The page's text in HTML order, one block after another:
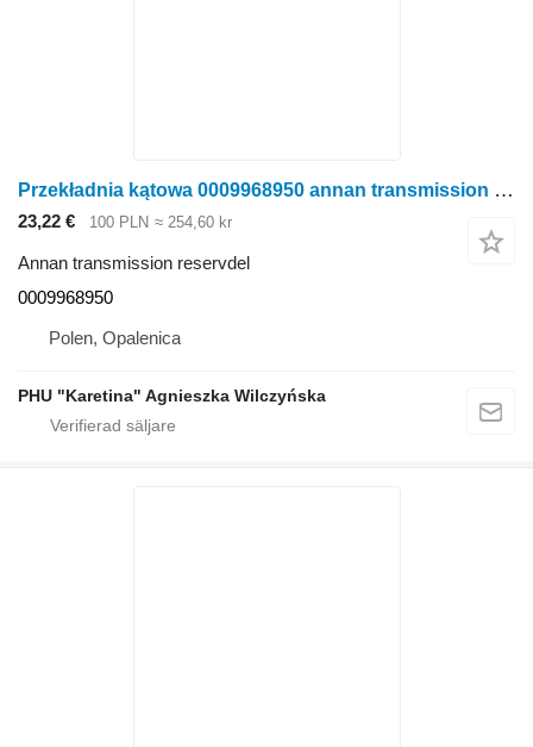
Przekładnia kątowa 0009968950 annan transmission reservdel till Claas RU600 radoberoende skärbord för majsskörd
23,22 € 100 PLN ≈ 254,60 kr
Annan transmission reservdel
0009968950
Polen, Opalenica
PHU "Karetina" Agnieszka Wilczyńska